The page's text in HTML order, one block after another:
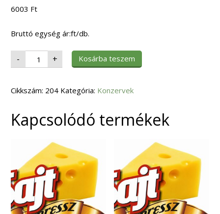
6003 Ft
Bruttó egység ár:ft/db.
- Olívabogyó
Zöld
szeletelt
+ Kosárba teszem
Cikkszám: 204 Kategória: Konzervek
Kapcsolódó termékek